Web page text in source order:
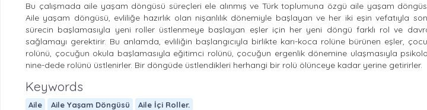
Bu çalışmada aile yaşam döngüsü süreçleri ele alınmış ve Türk toplumuna özgü aile yaşam döngüsü
Aile yaşam döngüsü, evliliğe hazırlık olan nişanlılık dönemiyle başlayan ve her iki eşin vefatıyla
sürecin başlamasıyla yeni roller üstlenmeye başlayan eşler için her yeni döngü farklı rol ve
sağlamayı gerektirir. Bu anlamda, evliliğin başlangıcıyla birlikte karı-koca rolüne bürünen eşler,
rolünü, çocuğun okula başlamasıyla eğitimci rolünü, çocuğun ergenlik dönemine ulaşmasıyla
nine-dede rolünü üstlenirler. Bir döngüde üstlendikleri herhangi bir rolü ölünceye kadar yerine getirirler.
Keywords
Aile Aile Yaşam Döngüsü Aile İçi Roller.